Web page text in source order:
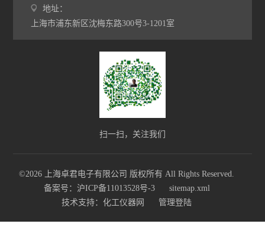
地址：
上海市浦东新区沈梅东路300号3-1201室
扫一扫，关注我们
©2026 上海卓君电子有限公司 版权所有 All Rights Reserved.
备案号：沪ICP备11013528号-3
sitemap.xml
技术支持： 化工仪器网 管理登陆